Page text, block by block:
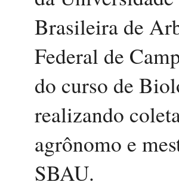
Brasileira de
Federal de
do curso de
realizando
agrônomo e
SBAU.